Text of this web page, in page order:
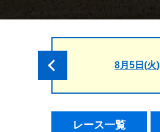
8月5日(火)
レース一覧